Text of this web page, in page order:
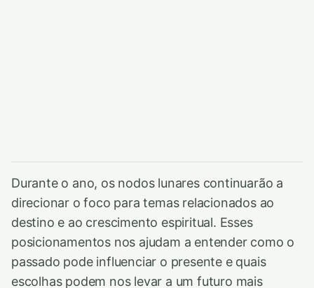
Durante o ano, os nodos lunares continuarão a
direcionar o foco para temas relacionados ao
destino e ao crescimento espiritual. Esses
posicionamentos nos ajudam a entender como o
passado pode influenciar o presente e quais
escolhas podem nos levar a um futuro mais